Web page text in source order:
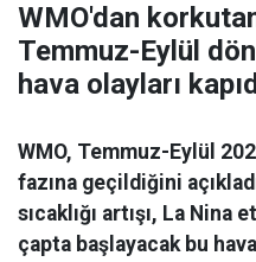
WMO'dan
Temmuz-Eylül
hava olayları
WMO, Temmuz-Eylül
fazına geçildiğini
sıcaklığı artışı, La
çapta başlayacak bu